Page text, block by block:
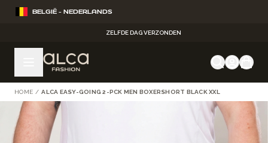
Ga naar de inhoud
ZELFDE DAG VERZONDEN
BELGIË - NEDERLANDS
HOME / ALCA EASY-GOING 2-PCK MEN BOXERSHORT BLACK XXL